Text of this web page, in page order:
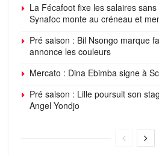
La Fécafoot fixe les salaires
Synafoc monte au créneau et
Pré saison : Bil Nsongo marque
annonce les couleurs
Mercato : Dina Ebimba signe à
Pré saison : Lille poursuit son
Angel Yondjo